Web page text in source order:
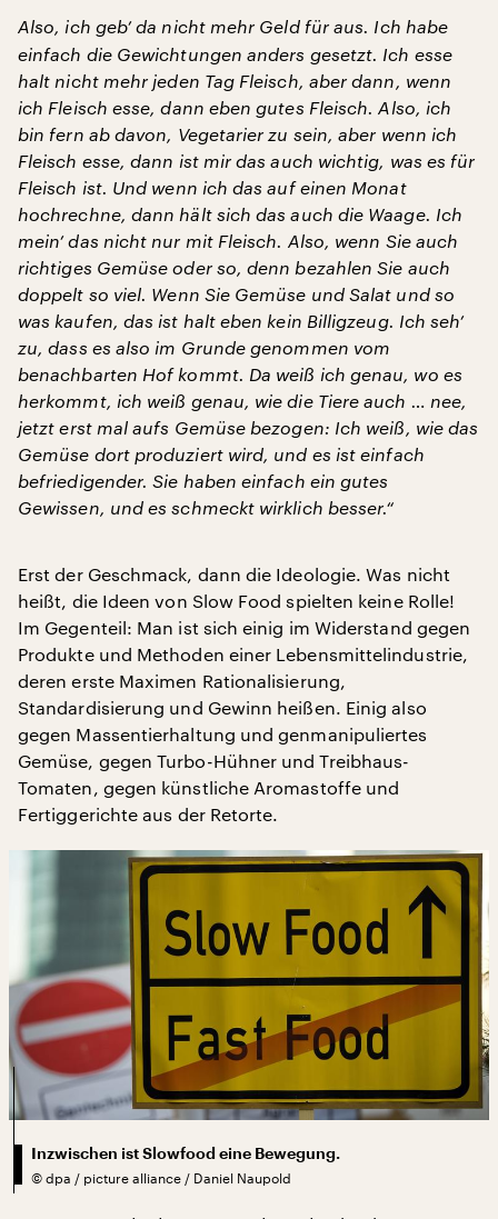
Also, ich geb’ da nicht mehr Geld für aus. Ich habe
einfach die Gewichtungen anders gesetzt. Ich esse
halt nicht mehr jeden Tag Fleisch, aber dann, wenn
ich Fleisch esse, dann eben gutes Fleisch. Also, ich
bin fern ab davon, Vegetarier zu sein, aber wenn ich
Fleisch esse, dann ist mir das auch wichtig, was es für
Fleisch ist. Und wenn ich das auf einen Monat
hochrechne, dann hält sich das auch die Waage. Ich
mein’ das nicht nur mit Fleisch. Also, wenn Sie auch
richtiges Gemüse oder so, denn bezahlen Sie auch
doppelt so viel. Wenn Sie Gemüse und Salat und so
was kaufen, das ist halt eben kein Billigzeug. Ich seh’
zu, dass es also im Grunde genommen vom
benachbarten Hof kommt. Da weiß ich genau, wo es
herkommt, ich weiß genau, wie die Tiere auch … nee,
jetzt erst mal aufs Gemüse bezogen: Ich weiß, wie das
Gemüse dort produziert wird, und es ist einfach
befriedigender. Sie haben einfach ein gutes
Gewissen, und es schmeckt wirklich besser.“
Erst der Geschmack, dann die Ideologie. Was nicht
heißt, die Ideen von Slow Food spielten keine Rolle!
Im Gegenteil: Man ist sich einig im Widerstand gegen
Produkte und Methoden einer Lebensmittelindustrie,
deren erste Maximen Rationalisierung,
Standardisierung und Gewinn heißen. Einig also
gegen Massentierhaltung und genmanipuliertes
Gemüse, gegen Turbo-Hühner und Treibhaus-
Tomaten, gegen künstliche Aromastoffe und
Fertiggerichte aus der Retorte.
Inzwischen ist Slowfood eine Bewegung.
© dpa / picture alliance / Daniel Naupold